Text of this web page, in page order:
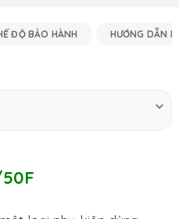
ĐỘ BẢO HÀNH HƯỚNG DẪN